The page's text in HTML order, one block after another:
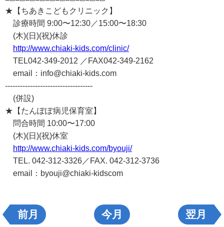
★【ちあきこどもクリニック】
診療時間 9:00〜12:30／15:00〜18:30
(木)(日)(祝)休診
http://www.chiaki-kids.com/clinic/
TEL042-349-2012 ／FAX042-349-2162
email：info@chiaki-kids.com
-----------------------------------
(併設)
★【たんぽぽ病児保育室】
問合時間 10:00〜17:00
(木)(日)(祝)休室
http://www.chiaki-kids.com/byouji/
TEL. 042-312-3326／FAX. 042-312-3736
email：byouji@chiaki-kidscom
前月 今月 翌月